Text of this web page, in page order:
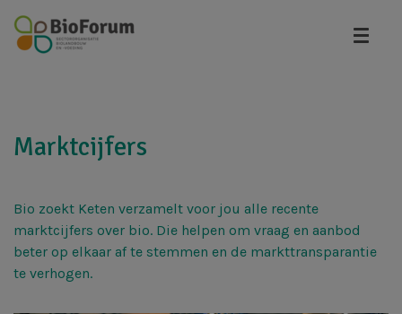
Marktcijfers
Bio zoekt Keten verzamelt voor jou alle recente
marktcijfers over bio. Die helpen om vraag en aanbod
beter op elkaar af te stemmen en de markttransparantie
te verhogen.